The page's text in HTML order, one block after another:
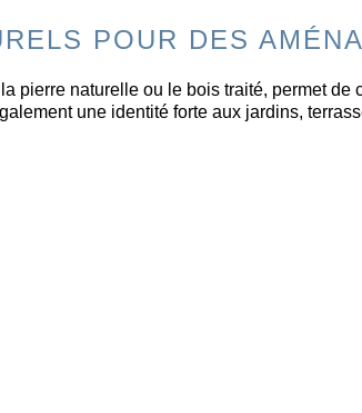
POUR DES
pierre naturelle ou le bois traité, permet
une identité forte aux jardins,